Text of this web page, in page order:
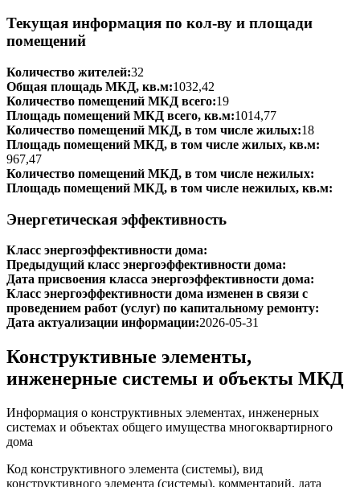
Текущая информация по кол-ву и площади
помещений
Количество жителей:32
Общая площадь МКД, кв.м:1032,42
Количество помещений МКД всего:19
Площадь помещений МКД всего, кв.м:1014,77
Количество помещений МКД, в том числе жилых:18
Площадь помещений МКД, в том числе жилых, кв.м:
967,47
Количество помещений МКД, в том числе нежилых:
Площадь помещений МКД, в том числе нежилых, кв.м:
Энергетическая эффективность
Класс энергоэффективности дома:
Предыдущий класс энергоэффективности дома:
Дата присвоения класса энергоэффективности дома:
Класс энергоэффективности дома изменен в связи с
проведением работ (услуг) по капитальному ремонту:
Дата актуализации информации:2026-05-31
Конструктивные элементы,
инженерные системы и объекты МКД
Информация о конструктивных элементах, инженерных
системах и объектах общего имущества многоквартирного
дома
Код конструктивного элемента (системы), вид
конструктивного элемента (системы), комментарий, дата